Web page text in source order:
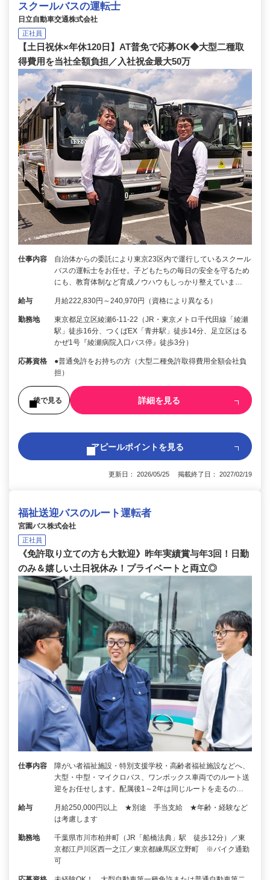
スクールバスの運転士
日立自動車交通株式会社
正社員
【土日祝休×年休120日】AT普免で応募OK◆大型二種取
得費用を当社全額負担／入社祝金最大50万
仕事内容
自治体からの委託により東京23区内で運行しているスクール
バスの運転士をお任せ。子どもたちの毎日の安全を守るため
にも、教育体制など育成ノウハウもしっかり整えていま…
給与 月給222,830円～240,970円（資格により異なる）
勤務地
東京都足立区綾瀬6-11-22（JR・東京メトロ千代田線「綾瀬
駅」徒歩16分、つくばEX「青井駅」徒歩14分、足立区はる
かぜ1号『綾瀬病院入口バス停』徒歩3分）
応募資格
●普通免許をお持ちの方（大型二種免許取得費用全額会社負
担）
後で見る 詳細を見る
アピールポイントを見る
更新日： 2026/05/25 掲載終了日： 2027/02/19
福祉送迎バスのルート運転者
宮園バス株式会社
正社員
《免許取り立ての方も大歓迎》昨年実績賞与年3回！日勤
のみ＆嬉しい土日祝休み！プライベートと両立◎
仕事内容
障がい者福祉施設・特別支援学校・高齢者福祉施設などへ、
大型・中型・マイクロバス、ワンボックス車両でのルート送
迎をお任せします。配属後1～2年は同じルートを走るの…
給与
月給250,000円以上 ★別途 手当支給 ★年齢・経験など
は考慮します
勤務地
千葉県市川市柏井町（JR「船橋法典」駅 徒歩12分）／東
京都江戸川区西一之江／東京都練馬区立野町 ※バイク通勤
可